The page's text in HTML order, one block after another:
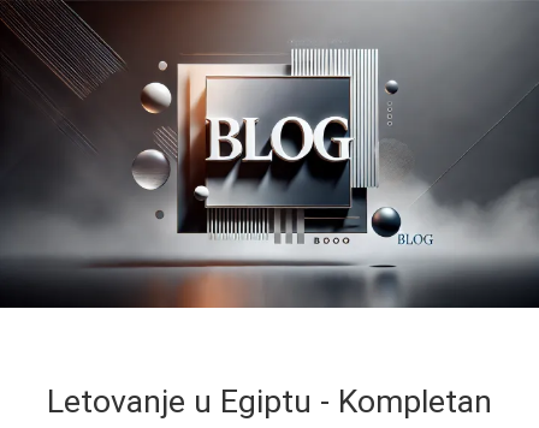
Letovanje u Egiptu - Kompletan